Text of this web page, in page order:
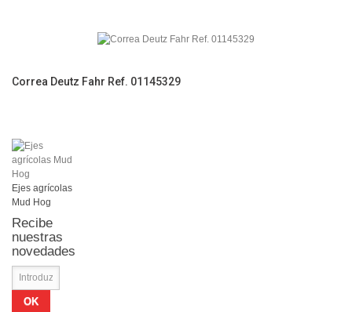
Correa Deutz Fahr Ref. 01145329
Ejes agrícolas
Mud Hog
Recibe
nuestras
novedades
OK